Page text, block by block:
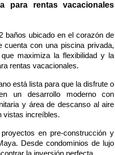
para rentas vacacionales
baños ubicado en el corazón de
cuenta con una piscina privada,
maximiza la flexibilidad y la
rentas vacacionales.
está lista para que la disfrute o
un desarrollo moderno con
y área de descanso al aire
vistas increíbles.
en pre-construcción y
Desde condominios de lujo